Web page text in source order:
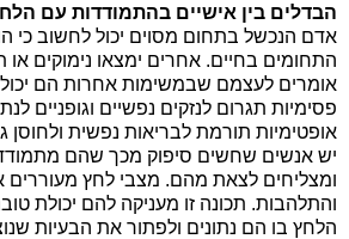
הבדלים בין אישיים בהתמודדות עם
אדם הנכשל בתחום מסוים יכול לחשוב כי
התחומים בחיים. אחרים ימצאו נימוקים או
אומרים לעצמם שבמשימות אחרות הם
פסימיות תגרום לנזקים נפשיים וגופניים
אופטימיות תורמת לבריאות נפשית ולחוסן
יש אנשים שחשים סיפוק מכך שהם
ומצליחים לצאת מהם. מצבי לחץ מעוררים
והתלהבות. תכונה זו מעניקה להם יכולת
הלחץ בו הם נתונים ולפתור את הבעיות